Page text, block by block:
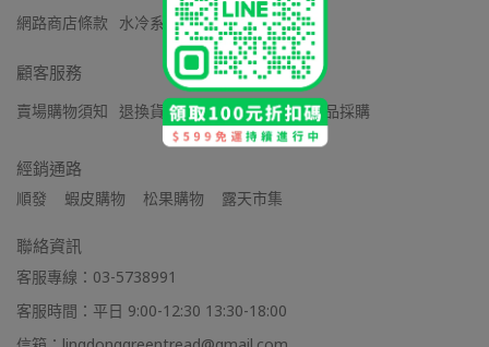
網路商店條款
水冷系列保固條款
顧客服務
賣場購物須知 退換貨方式 保固維修 企業禮品採購
經銷通路
順發    蝦皮購物    松果購物    露天市集
聯絡資訊
客服專線：03-5738991
客服時間：平日 9:00-12:30 13:30-18:00